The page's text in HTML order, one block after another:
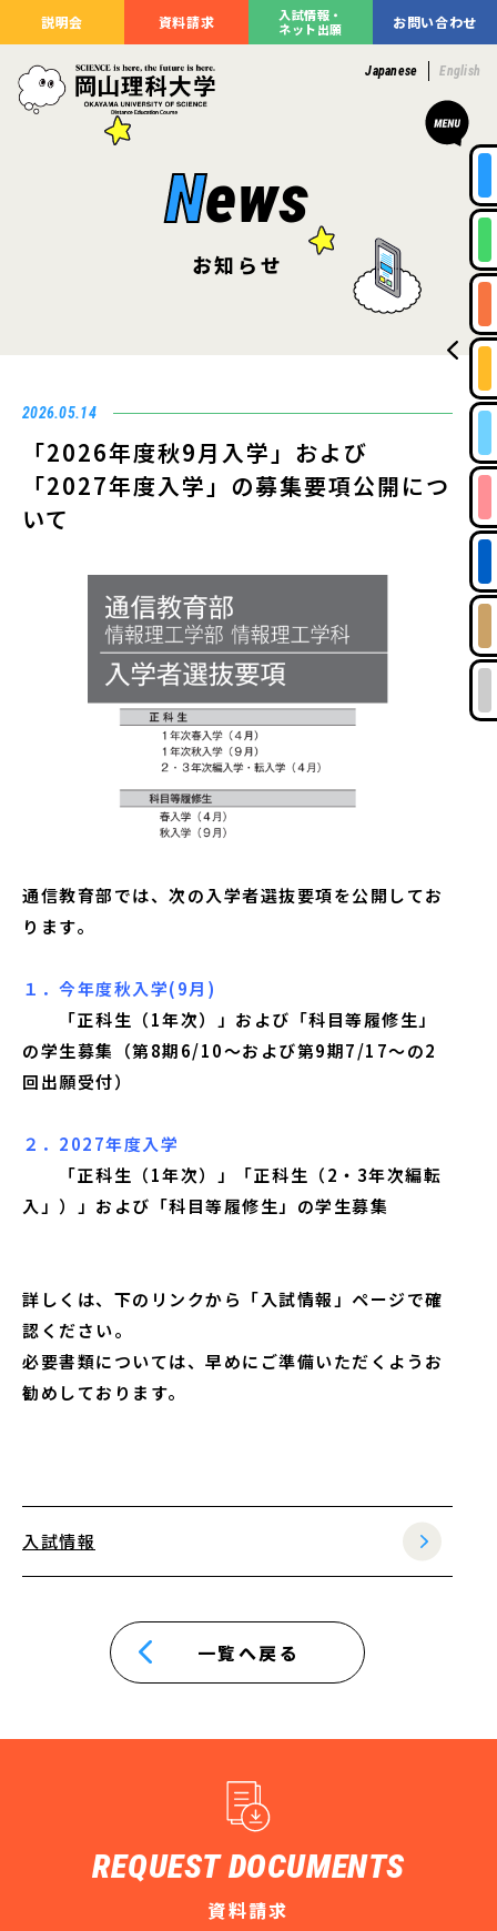
Japanese English
説明会 資料請求
入試情報・
ネット出願
お問い合わせ
News
お知らせ
2026.05.14
「2026年度秋9月入学」および
「2027年度入学」の募集要項公開につ
いて
通信教育部では、次の入学者選抜要項を公開してお
ります。
１．今年度秋入学(9月)
「正科生（1年次）」および「科目等履修生」
の学生募集（第8期6/10〜および第9期7/17〜の2
回出願受付）
２．2027年度入学
「正科生（1年次）」「正科生（2・3年次編転
入」）」および「科目等履修生」の学生募集
詳しくは、下のリンクから「入試情報」ページで確
認ください。
必要書類については、早めにご準備いただくようお
勧めしております。
入試情報
一覧へ戻る
REQUEST DOCUMENTS
資料請求